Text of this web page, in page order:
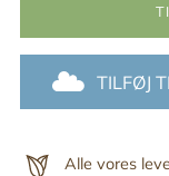
TILFØJ
Alle vores